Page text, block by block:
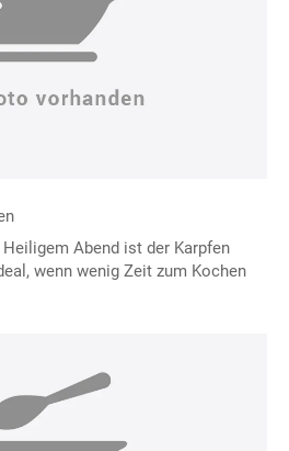
Abend ist der Karpfen
wenn wenig Zeit zum Kochen